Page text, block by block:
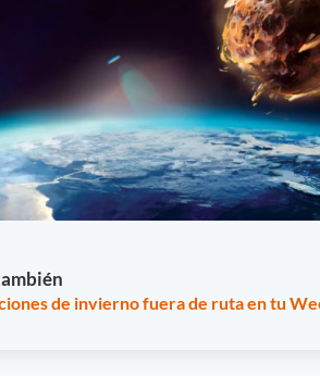
de invierno fuera de ruta en tu